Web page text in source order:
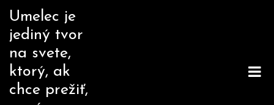
Skip
content
Umelec je
jediný tvor
na svete,
ktorý, ak
chce prežiť,